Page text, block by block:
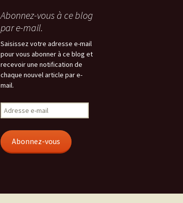
Abonnez-vous à ce blog
par e-mail.
Saisissez votre adresse e-mail
pour vous abonner à ce blog et
recevoir une notification de
chaque nouvel article par e-
mail.
Adresse
e-
Abonnez-vous